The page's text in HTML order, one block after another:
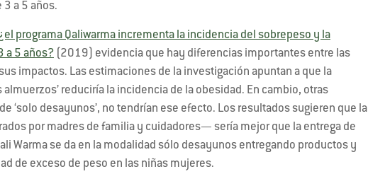
a 5 años.
programa Qaliwarma incrementa la incidencia del sobrepeso y la
a 5 años? (2019) evidencia que hay diferencias importantes entre las
impactos. Las estimaciones de la investigación apuntan a que la
reduciría la incidencia de la obesidad. En cambio, otras
‘solo desayunos’, no tendrían ese efecto. Los resultados sugieren que la
por madres de familia y cuidadores— sería mejor que la entrega de
Warma se da en la modalidad sólo desayunos entregando productos y
de exceso de peso en las niñas mujeres.